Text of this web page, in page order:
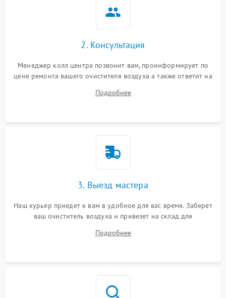
2. Консультация
Менеджер колл центра позвонит вам, проинформирует по
цене ремонта вашего очистителя воздуха а также ответит на
Подробнее
3. Выезд мастера
Наш курьер приедет к вам в удобное для вас время. Заберет
ваш очиститель воздуха и привезет на склад для
Подробнее